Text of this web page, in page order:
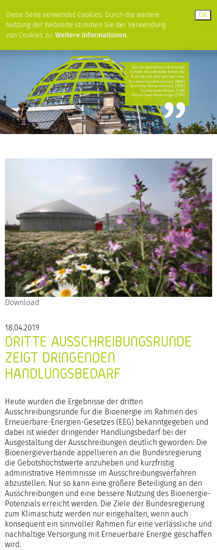
Diese Seite verwendet Cookies. Durch die weitere
Nutzung der Webseite stimmen Sie der Verwendung
von Cookies zu. Weitere Informationen.
Download
18.04.2019
DRITTE AUSSCHREIBUNGSRUNDE
ZEIGT DRINGENDEN
HANDLUNGSBEDARF
Heute wurden die Ergebnisse der dritten
Ausschreibungsrunde für die Bioenergie im Rahmen des
Erneuerbare-Energien-Gesetzes (EEG) bekanntgegeben und
dabei ist wieder dringender Handlungsbedarf bei der
Ausgestaltung der Ausschreibungen deutlich geworden: Die
Bioenergieverbände appellieren an die Bundesregierung
die Gebotshöchstwerte anzuheben und kurzfristig
administrative Hemmnisse im Ausschreibungsverfahren
abzustellen. Nur so kann eine größere Beteiligung an den
Ausschreibungen und eine bessere Nutzung des Bioenergie-
Potenzials erreicht werden. Die Ziele der Bundesregierung
zum Klimaschutz werden nur eingehalten, wenn auch
konsequent ein sinnvoller Rahmen für eine verlässliche und
nachhaltige Versorgung mit Erneuerbare Energie geschaffen
wird.